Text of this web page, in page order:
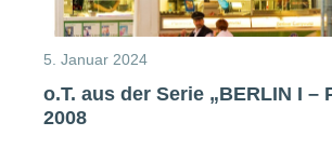
5. Januar 2024
o.T. aus der Serie „BERLIN I –
2008